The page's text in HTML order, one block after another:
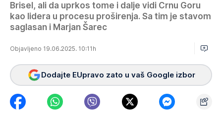
Brisel, ali da uprkos tome i dalje vidi Crnu Goru
kao lidera u procesu proširenja. Sa tim je stavom
saglasan i Marjan Šarec
Objavljeno 19.06.2025. 10:11h
Dodajte EUpravo zato u vaš Google izbor